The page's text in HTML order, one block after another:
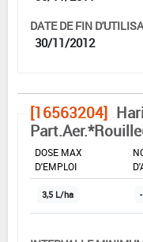
DATE DE FIN
30/11/2012
[16563204]
DOSE MAX
D'EMPLOI
3,5 L/ha -